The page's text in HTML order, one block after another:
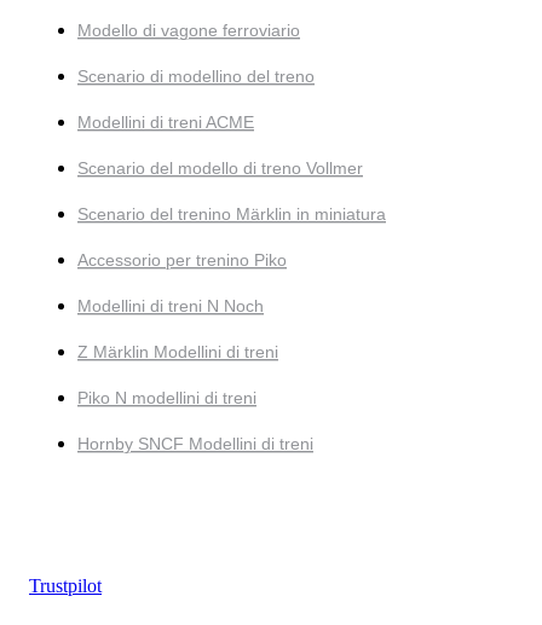
Modello di vagone ferroviario
Scenario di modellino del treno
Modellini di treni ACME
Scenario del modello di treno Vollmer
Scenario del trenino Märklin in miniatura
Accessorio per trenino Piko
Modellini di treni N Noch
Z Märklin Modellini di treni
Piko N modellini di treni
Hornby SNCF Modellini di treni
Trustpilot